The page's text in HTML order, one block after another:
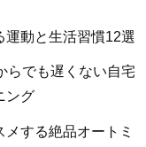
運動と生活習慣12選
らでも遅くない自宅
ング
する絶品オートミ